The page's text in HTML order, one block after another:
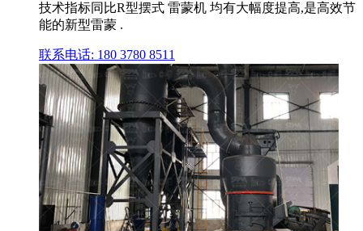
技术指标同比R型摆式 雷蒙机 均有大幅度提高,是高效节
能的新型雷蒙 .
联系电话: 180 3780 8511